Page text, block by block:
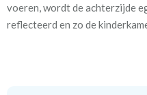
Voor een optimale
ontstaan. Daarnaast zorgt
plafond en het gordijn tot
voeren, wordt de achterzijde
reflecteerd en zo de